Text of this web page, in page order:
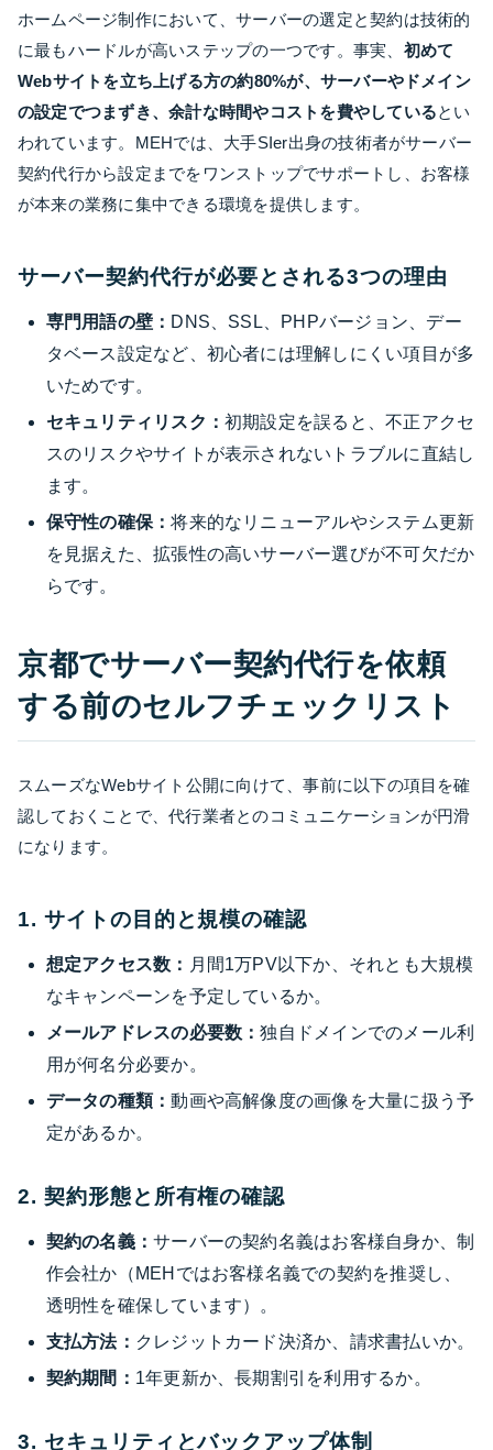
ホームページ制作において、サーバーの選定と契約は技術的
に最もハードルが高いステップの一つです。事実、 初めて
Webサイトを立ち上げる方の約80%が、サーバーやドメイン
の設定でつまずき、余計な時間やコストを費やしているとい
われています。MEHでは、大手SIer出身の技術者がサーバー
契約代行から設定までをワンストップでサポートし、お客様
が本来の業務に集中できる環境を提供します。
サーバー契約代行が必要とされる3つの理由
専門用語の壁： DNS、SSL、PHPバージョン、デー
タベース設定など、初心者には理解しにくい項目が多
いためです。
セキュリティリスク： 初期設定を誤ると、不正アクセ
スのリスクやサイトが表示されないトラブルに直結し
ます。
保守性の確保：将来的なリニューアルやシステム更新
を見据えた、拡張性の高いサーバー選びが不可欠だか
らです。
京都でサーバー契約代行を依頼
する前のセルフチェックリスト
スムーズなWebサイト公開に向けて、事前に以下の項目を確
認しておくことで、代行業者とのコミュニケーションが円滑
になります。
1. サイトの目的と規模の確認
想定アクセス数： 月間1万PV以下か、それとも大規模
なキャンペーンを予定しているか。
メールアドレスの必要数：独自ドメインでのメール利
用が何名分必要か。
データの種類：動画や高解像度の画像を大量に扱う予
定があるか。
2. 契約形態と所有権の確認
契約の名義：サーバーの契約名義はお客様自身か、制
作会社か（MEHではお客様名義での契約を推奨し、
透明性を確保しています）。
支払方法： クレジットカード決済か、請求書払いか。
契約期間： 1年更新か、長期割引を利用するか。
3. セキュリティとバックアップ体制